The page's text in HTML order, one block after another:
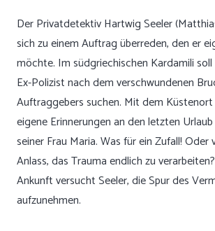
Der Privatdetektiv Hartwig Seeler
sich zu einem Auftrag überreden, den er
möchte. Im südgriechischen Kardamili
Ex-Polizist nach dem verschwundenen
Auftraggebers suchen. Mit dem
eigene Erinnerungen an den letzten
seiner Frau Maria. Was für ein Zufall!
Anlass, das Trauma endlich zu
Ankunft versucht Seeler, die Spur des
aufzunehmen.